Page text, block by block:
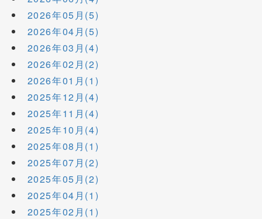
2026年05月(5)
2026年04月(5)
2026年03月(4)
2026年02月(2)
2026年01月(1)
2025年12月(4)
2025年11月(4)
2025年10月(4)
2025年08月(1)
2025年07月(2)
2025年05月(2)
2025年04月(1)
2025年02月(1)